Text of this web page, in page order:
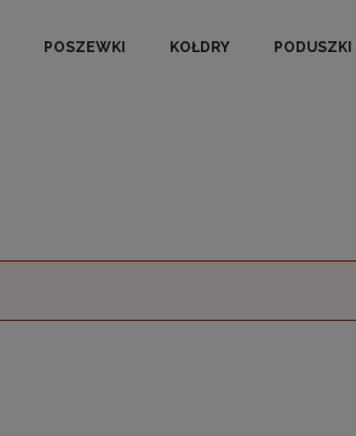
POSZEWKI KOŁDRY PODUSZKI